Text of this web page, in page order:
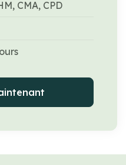
CMA, CPD